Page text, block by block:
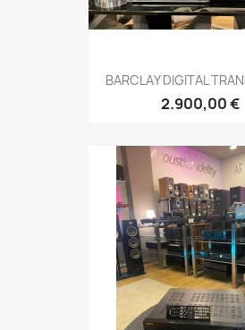
BARCLAY DIGITAL
2.900,00 €